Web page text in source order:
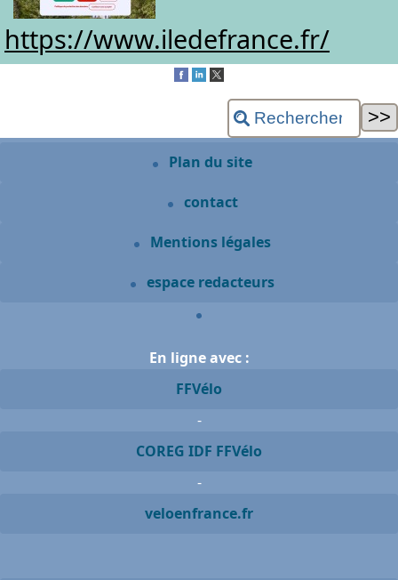
https://www.iledefrance.fr/
Plan du site
contact
Mentions légales
espace redacteurs
En ligne avec :
FFVélo
-
COREG IDF FFVélo
-
veloenfrance.fr